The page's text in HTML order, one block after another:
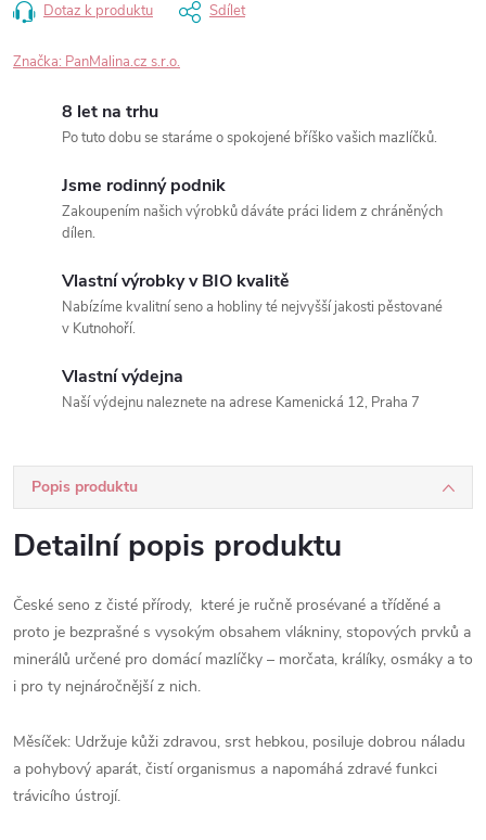
Dotaz k produktu Sdílet
Značka: PanMalina.cz s.r.o.
8 let na trhu
Po tuto dobu se staráme o spokojené bříško vašich mazlíčků.
Jsme rodinný podnik
Zakoupením našich výrobků dáváte práci lidem z chráněných
dílen.
Vlastní výrobky v BIO kvalitě
Nabízíme kvalitní seno a hobliny té nejvyšší jakosti pěstované
v Kutnohoří.
Vlastní výdejna
Naší výdejnu naleznete na adrese Kamenická 12, Praha 7
Popis produktu
Detailní popis produktu
České seno z čisté přírody, které je ručně prosévané a tříděné a
proto je bezprašné s vysokým obsahem vlákniny, stopových prvků a
minerálů určené pro domácí mazlíčky – morčata, králíky, osmáky a to
i pro ty nejnáročnější z nich.
Měsíček: Udržuje kůži zdravou, srst hebkou, posiluje dobrou náladu
a pohybový aparát, čistí organismus a napomáhá zdravé funkci
trávicího ústrojí.